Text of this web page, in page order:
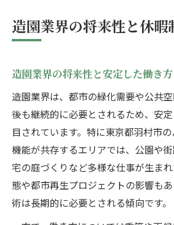
造園業界の将来性と休暇
造園業界の将来性と安定した働き
造園業界は、都市の緑化需要や公共
後も継続的に必要とされるため、安
目されています。特に東京都羽村市
機能が共存するエリアでは、公園や
宅の庭づくりなど多様な仕事が生ま
態や都市再生プロジェクトの影響も
術は長期的に必要とされる傾向です。